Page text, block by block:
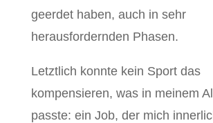
geerdet haben, auch in sehr
herausfordernden Phasen.
Letztlich konnte kein Sport das
kompensieren, was in meinem
passte: ein Job, der mich